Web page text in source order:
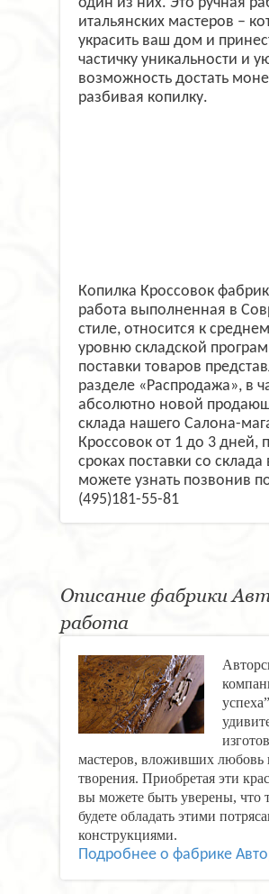
итальянских мастеров –
украсить ваш дом и
частичку уникальности и
возможность достать
разбивая копилку.
Копилка Кроссовок
работа выполненная в
стиле, относится к
уровню складской
поставки товаров
разделе «Распродажа», в
абсолютно новой
склада нашего Салона-
Кроссовок от 1 до 3 дней,
сроках поставки со
можете узнать позвонив
(495)181-55-81
Описание фабрики
работа
мастеров, вложивших любовь
творения. Приобретая эти
вы можете быть уверены, что
будете обладать этими
конструкциями.
Подробнее о фабрике